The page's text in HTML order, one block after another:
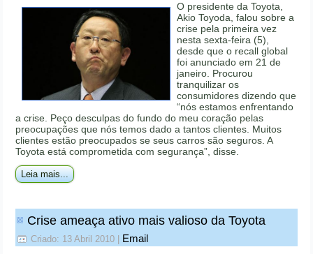
O presidente da Toyota,
Akio Toyoda, falou sobre a
crise pela primeira vez
nesta sexta-feira (5),
desde que o recall global
foi anunciado em 21 de
janeiro. Procurou
tranquilizar os
consumidores dizendo que
“nós estamos enfrentando
a crise. Peço desculpas do fundo do meu coração pelas
preocupações que nós temos dado a tantos clientes. Muitos
clientes estão preocupados se seus carros são seguros. A
Toyota está comprometida com segurança”, disse.
Leia mais...
Crise ameaça ativo mais valioso da Toyota
Criado: 13 Abril 2010 Email